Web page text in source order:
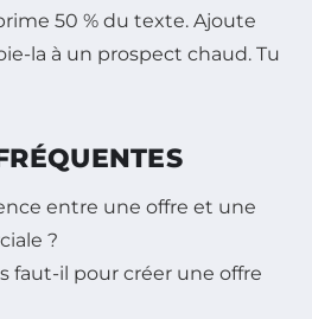
50 % du texte. Ajoute
la à un prospect chaud. Tu
entre une offre et une
?
faut-il pour créer une offre